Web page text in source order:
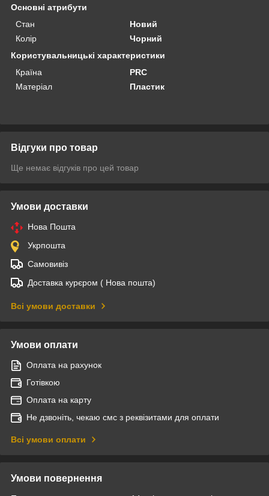
Основні атрибути
Стан
Новий
Колір
Чорний
Користувальницькі характеристики
Країна
PRC
Матеріал
Пластик
Відгуки про товар
Ще немає відгуків про цей товар
Умови доставки
Нова Пошта
Укрпошта
Самовивіз
Доставка курєром ( Нова пошта)
Всі умови доставки
Умови оплати
Оплата на рахунок
Готівкою
Оплата на карту
Не дзвоніть, чекаю смс з реквізитами для оплати
Всі умови оплати
Умови повернення